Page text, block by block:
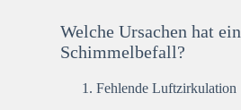
Welche Ursachen hat ein
Schimmelbefall?
Fehlende Luftzirkulation